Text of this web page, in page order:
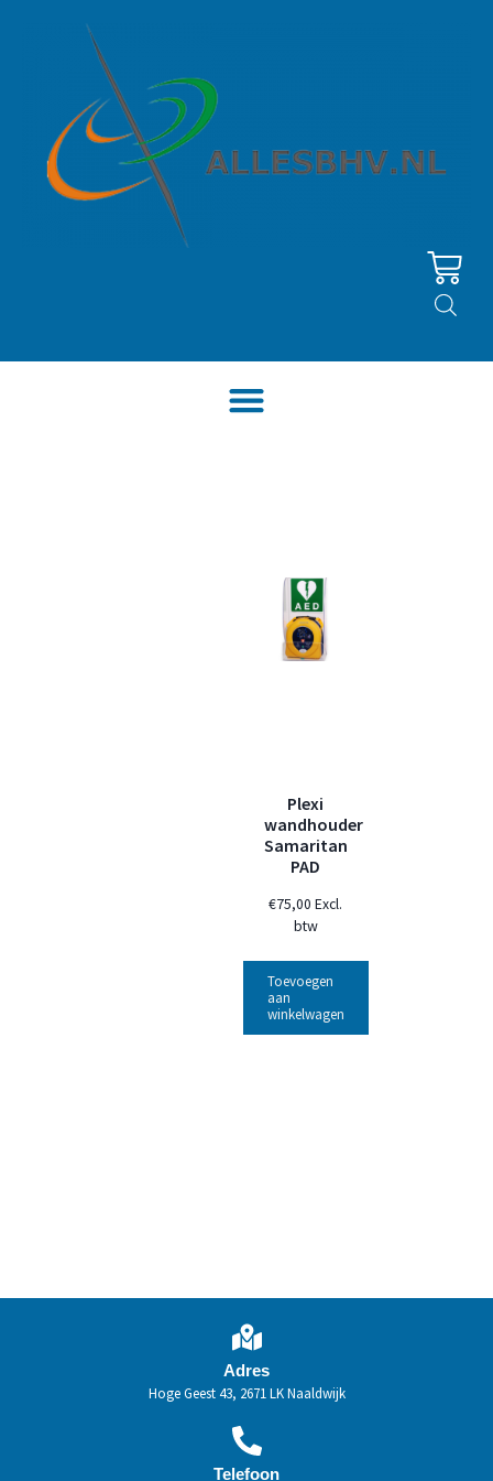
Plexi
wandhouder
Samaritan
PAD
€75,00 Excl.
btw
Toevoegen
aan
winkelwagen
Adres
Hoge Geest 43, 2671 LK Naaldwijk
Telefoon